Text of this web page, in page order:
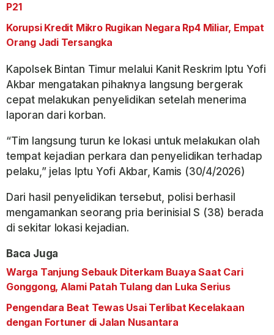
P21
Korupsi Kredit Mikro Rugikan Negara Rp4 Miliar, Empat
Orang Jadi Tersangka
Kapolsek Bintan Timur melalui Kanit Reskrim Iptu Yofi
Akbar mengatakan pihaknya langsung bergerak
cepat melakukan penyelidikan setelah menerima
laporan dari korban.
“Tim langsung turun ke lokasi untuk melakukan olah
tempat kejadian perkara dan penyelidikan terhadap
pelaku,” jelas Iptu Yofi Akbar, Kamis (30/4/2026)
Dari hasil penyelidikan tersebut, polisi berhasil
mengamankan seorang pria berinisial S (38) berada
di sekitar lokasi kejadian.
Baca Juga
Warga Tanjung Sebauk Diterkam Buaya Saat Cari
Gonggong, Alami Patah Tulang dan Luka Serius
Pengendara Beat Tewas Usai Terlibat Kecelakaan
dengan Fortuner di Jalan Nusantara